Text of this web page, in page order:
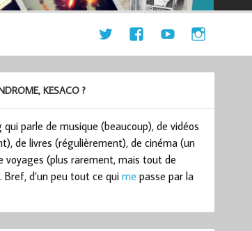
KESACO ?
qui parle de musique (beaucoup), de vidéos
de livres (régulièrement), de cinéma (un
voyages (plus rarement, mais tout de
Bref, d’un peu tout ce quime passe par la